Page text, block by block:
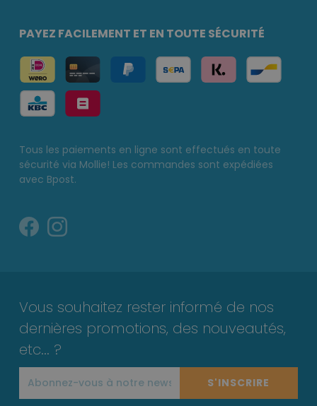
PAYEZ FACILEMENT ET EN TOUTE SÉCURITÉ
Tous les paiements en ligne sont effectués en toute
sécurité via Mollie! Les commandes sont expédiées
avec Bpost.
Vous souhaitez rester informé de nos
dernières promotions, des nouveautés,
etc... ?
S'INSCRIRE